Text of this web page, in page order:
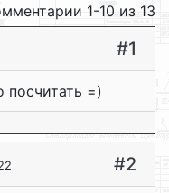
1-10 из 13
#1
посчитать =)
#2